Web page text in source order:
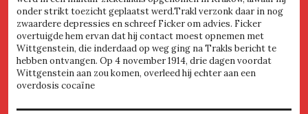
onder strikt toezicht geplaatst werd.Trakl verzonk daar in nog
zwaardere depressies en schreef Ficker om advies. Ficker
overtuigde hem ervan dat hij contact moest opnemen met
Wittgenstein, die inderdaad op weg ging na Trakls bericht te
hebben ontvangen. Op 4 november 1914, drie dagen voordat
Wittgenstein aan zou komen, overleed hij echter aan een
overdosis cocaïne